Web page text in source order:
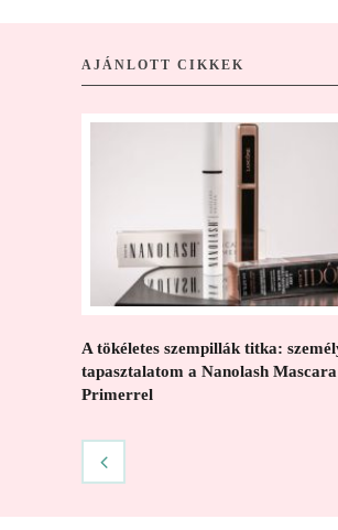
AJÁNLOTT CIKKEK
A tökéletes szempillák titka:
tapasztalatom a Nanolash Mascara
Primerrel